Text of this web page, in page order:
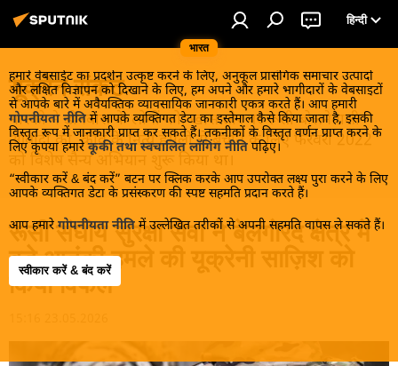
भारत
हिन्दी
हमारे वेबसाईट का प्रदर्शन उत्कृष्ट करने के लिए, अनुकूल प्रासंगिक समाचार उत्पादों
और लक्षित विज्ञापन को दिखाने के लिए, हम अपने और हमारे भागीदारों के वेबसाइटों
से आपके बारे में अवैयक्तिक व्यावसायिक जानकारी एकत्र करते हैं। आप हमारी
गोपनीयता नीति में आपके व्यक्तिगत डेटा का इस्तेमाल कैसे किया जाता है, इसकी
विस्तृत रूप में जानकारी प्राप्त कर सकते हैं। तकनीकों के विस्तृत वर्णन प्राप्त करने के
लिए कृपया हमारे कूकी तथा स्वचालित लॉगिंग नीति पढ़िए।
“स्वीकार करें & बंद करें” बटन पर क्लिक करके आप उपरोक्त लक्ष्य पुरा करने के लिए
आपके व्यक्तिगत डेटा के प्रसंस्करण की स्पष्ट सहमति प्रदान करते हैं।
आप हमारे गोपनीयता नीति में उल्लेखित तरीकों से अपनी सहमति वापस ले सकते हैं।
स्वीकार करें & बंद करें
यूक्रेन संकट
मास्को ने डोनबास के लोगों को, खास तौर पर रूसी बोलनेवाली
आबादी को, कीव के नित्य हमलों से बचाने के लिए फरवरी 2022
को विशेष सैन्य अभियान शुरू किया था।
रूसी संघीय सुरक्षा सेवा ने बेलगोरद क्षेत्र में
बड़े आतंकी हमले की यूक्रेनी साज़िश को
किया विफल